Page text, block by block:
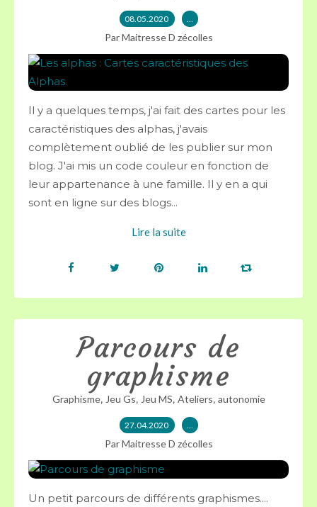
08.05.2020 …
Par Maitresse D zécolles
Il y a quelques temps, j'ai fait des cartes pour les
caractéristiques des alphas, j'avais
complètement oublié de les publier sur mon
blog. J'ai mis un code couleur en fonction de
leur appartenance à une famille. Il y en a qui
sont en ligne sur des blogs...
Lire la suite
Parcours de
graphisme
Graphisme, Jeu Gs, Jeu MS, Ateliers, autonomie
27.04.2020 …
Par Maitresse D zécolles
Un petit parcours de différents graphismes....